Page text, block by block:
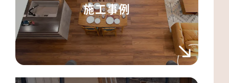
施工事例